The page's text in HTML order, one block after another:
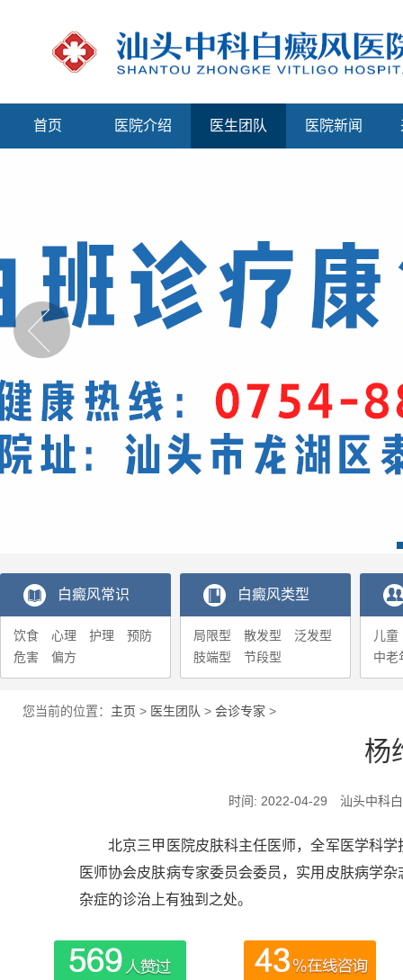
首页 医院介绍 医生团队 医院新闻
白癜风常识
饮食 心理 护理
预防
危害
偏方
白癜风类型
局限型 散发型
泛发型
肢端型
节段型
儿童
中老
您当前的位置： 主页 > 医生团队 > 会诊专家 >
杨
时间: 2022-04-29 汕头中科
北京三甲医院皮肤科主任医师，全军医学科学
医师协会皮肤病专家委员会委员，实用皮肤病学
杂症的诊治上有独到之处。